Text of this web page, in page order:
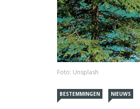
Foto: Unsplash
BESTEMMINGEN NIEUWS